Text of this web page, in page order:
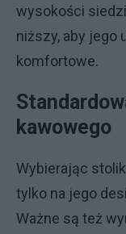
wysokości
niższy, aby jego
komfortowe.
kawowego
Wybierając
tylko na jego
Ważne są też